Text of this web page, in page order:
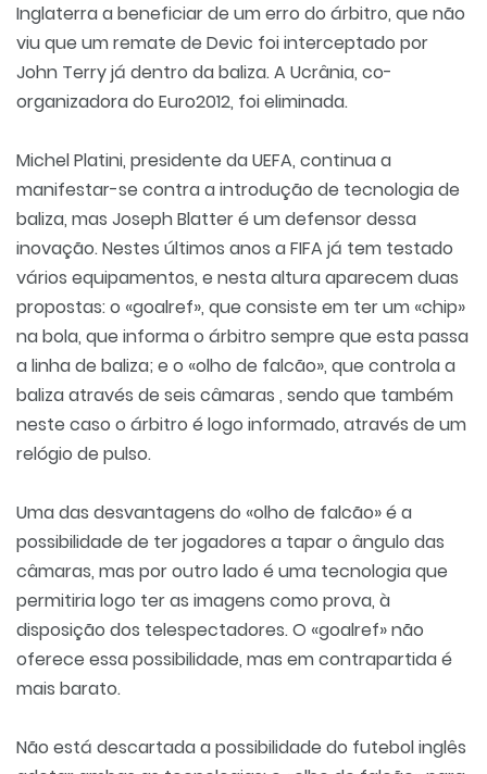
Inglaterra a beneficiar de um erro do árbitro, que não
viu que um remate de Devic foi interceptado por
John Terry já dentro da baliza. A Ucrânia, co-
organizadora do Euro2012, foi eliminada.
Michel Platini, presidente da UEFA, continua a
manifestar-se contra a introdução de tecnologia de
baliza, mas Joseph Blatter é um defensor dessa
inovação. Nestes últimos anos a FIFA já tem testado
vários equipamentos, e nesta altura aparecem duas
propostas: o «goalref», que consiste em ter um «chip»
na bola, que informa o árbitro sempre que esta passa
a linha de baliza; e o «olho de falcão», que controla a
baliza através de seis câmaras , sendo que também
neste caso o árbitro é logo informado, através de um
relógio de pulso.
Uma das desvantagens do «olho de falcão» é a
possibilidade de ter jogadores a tapar o ângulo das
câmaras, mas por outro lado é uma tecnologia que
permitiria logo ter as imagens como prova, à
disposição dos telespectadores. O «goalref» não
oferece essa possibilidade, mas em contrapartida é
mais barato.
Não está descartada a possibilidade do futebol inglês